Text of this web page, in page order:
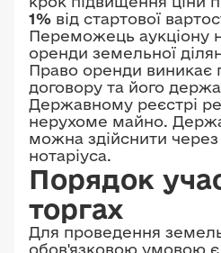
1% від стартової
Переможець аукціону
оренди земельної
Право оренди виникає
договору та його
Державному реєстрі
нерухоме майно.
можна здійснити
нотаріуса.
Порядок
торгах
Для проведення
обов'язковою умовою